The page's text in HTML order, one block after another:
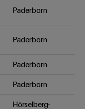
Digital
auf einem
neuen Niveau
unkompliziert,
Paderborn
Paderborn
Paderborn
Paderborn
Hörselberg-